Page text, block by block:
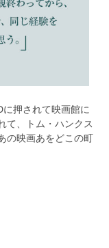
押されて映画館に
て、トム・ハンクス
の映画あをどこの町